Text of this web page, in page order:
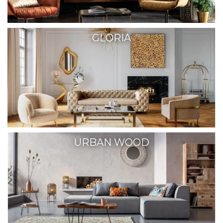
GLORIA
URBAN WOOD